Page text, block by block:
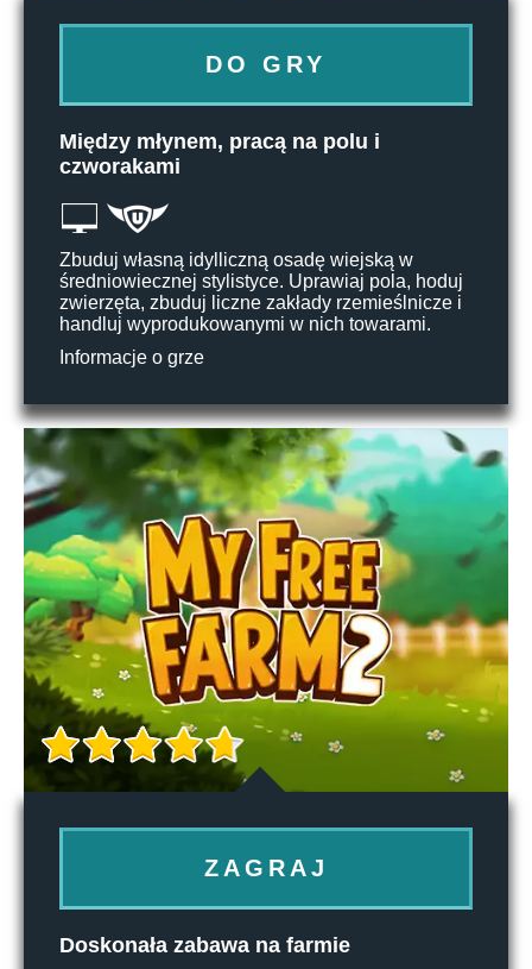
DO GRY
Między młynem, pracą na polu i
czworakami
Zbuduj własną idylliczną osadę wiejską w
średniowiecznej stylistyce. Uprawiaj pola, hoduj
zwierzęta, zbuduj liczne zakłady rzemieślnicze i
handluj wyprodukowanymi w nich towarami.
Informacje o grze
ZAGRAJ
Doskonała zabawa na farmie